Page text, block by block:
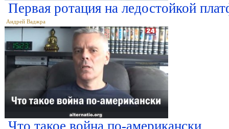
Первая ротация на ледостойкой
Андрей Ваджра
Что такое война по-американски